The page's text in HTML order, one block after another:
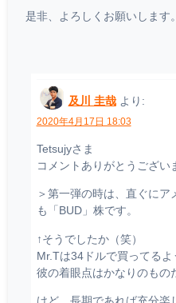
是非、よろしくお願いします。
及川 圭哉 より:
2020年4月17日 18:03
Tetsujyさま
コメントありがとうござい
＞第一弾の時は、直ぐに
も「BUD」株です。
↑そうでしたか（笑）
Mr.Tは34ドルで買ってるよ
彼の着眼点はかなりのもの